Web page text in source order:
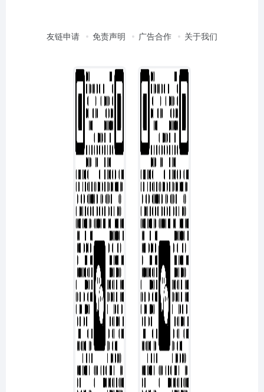
友链申请 免责声明 广告合作 关于我们